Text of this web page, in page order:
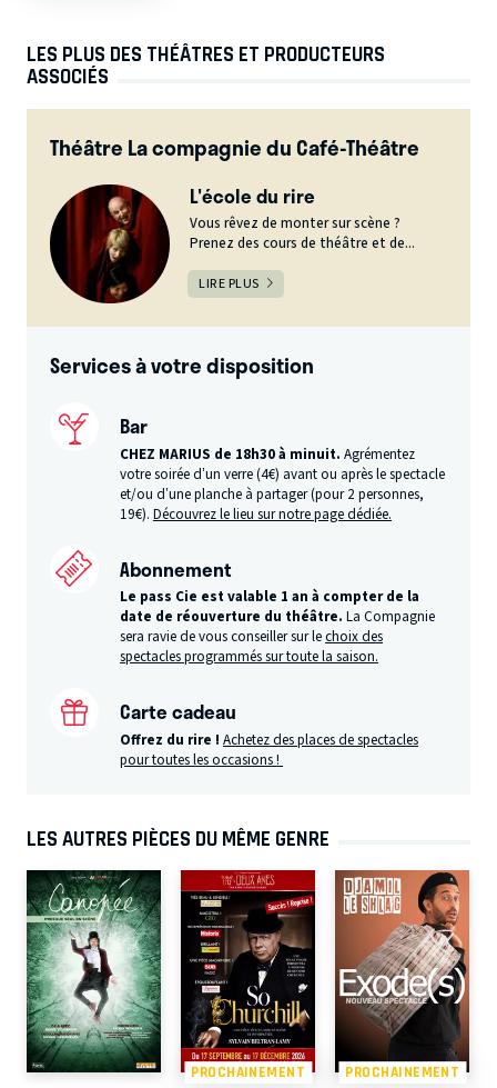
LES PLUS DES THÉÂTRES ET PRODUCTEURS
ASSOCIÉS
Théâtre La compagnie du Café-Théâtre
L'école du rire
Vous rêvez de monter sur scène ?
Prenez des cours de théâtre et de...
LIRE PLUS
Services à votre disposition
Bar
CHEZ MARIUS de 18h30 à minuit.Agrémentez
votre soirée d’un verre (4€) avant ou après le spectacle
et/ou d’une planche à partager (pour 2 personnes,
19€).Découvrez le lieu sur notre page dédiée.
Abonnement
Le pass Cie est valable 1 an à compter de la
date de réouverture du théâtre.La Compagnie
sera ravie de vous conseiller sur lechoix des
spectacles programmés sur toute la saison.
Carte cadeau
Offrez du rire ! Achetez des places de spectacles
pour toutes les occasions !
LES AUTRES PIÈCES DU MÊME GENRE
PROCHAINEMENT PROCHAINEMENT